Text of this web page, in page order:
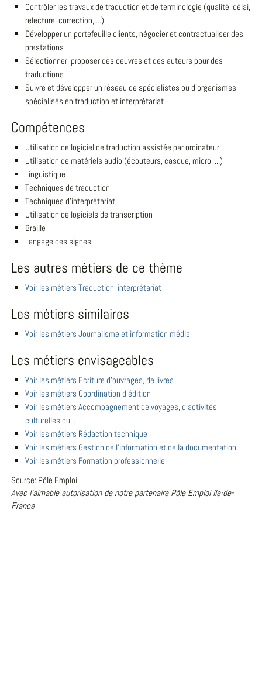
Contrôler les travaux de traduction et de terminologie (qualité, délai,
relecture, correction, ...)
Développer un portefeuille clients, négocier et contractualiser des
prestations
Sélectionner, proposer des oeuvres et des auteurs pour des
traductions
Suivre et développer un réseau de spécialistes ou d'organismes
spécialisés en traduction et interprétariat
Compétences
Utilisation de logiciel de traduction assistée par ordinateur
Utilisation de matériels audio (écouteurs, casque, micro, ...)
Linguistique
Techniques de traduction
Techniques d'interprétariat
Utilisation de logiciels de transcription
Braille
Langage des signes
Les autres métiers de ce thème
Voir les métiers Traduction, interprétariat
Les métiers similaires
Voir les métiers Journalisme et information média
Les métiers envisageables
Voir les métiers Ecriture d'ouvrages, de livres
Voir les métiers Coordination d'édition
Voir les métiers Accompagnement de voyages, d'activités
culturelles ou...
Voir les métiers Rédaction technique
Voir les métiers Gestion de l'information et de la documentation
Voir les métiers Formation professionnelle
Source: Pôle Emploi
Avec l'aimable autorisation de notre partenaire Pôle Emploi Ile-de-
France